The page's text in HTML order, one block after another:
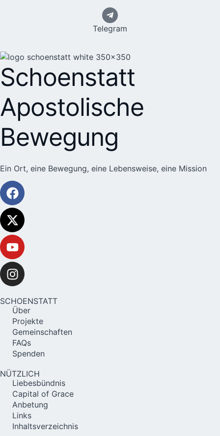
Telegram
Schoenstatt
Apostolische
Bewegung
Ein Ort, eine Bewegung, eine Lebensweise, eine Mission
SCHOENSTATT
Über
Projekte
Gemeinschaften
FAQs
Spenden
NÜTZLICH
Liebesbündnis
Capital of Grace
Anbetung
Links
Inhaltsverzeichnis